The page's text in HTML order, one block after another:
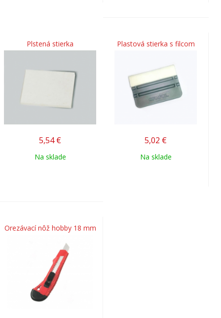
Plstená stierka
5,54 €
Na sklade
Plastová stierka s filcom
5,02 €
Na sklade
Orezávací nôž hobby 18 mm